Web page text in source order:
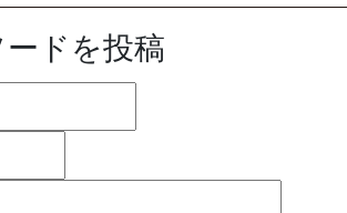
ドを投稿